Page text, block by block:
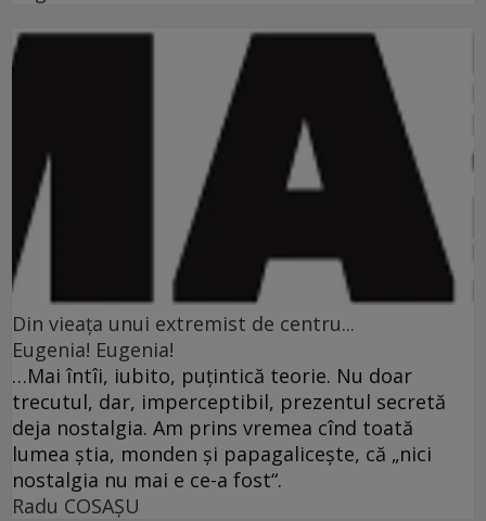
Din vieaţa unui extremist de centru...
Eugenia! Eugenia!
…Mai întîi, iubito, puţintică teorie. Nu doar
trecutul, dar, imperceptibil, prezentul secretă
deja nostalgia. Am prins vremea cînd toată
lumea ştia, monden şi papagaliceşte, că „nici
nostalgia nu mai e ce-a fost“.
Radu COSAŞU